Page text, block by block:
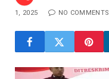
1, 2025 NO COMMENTS